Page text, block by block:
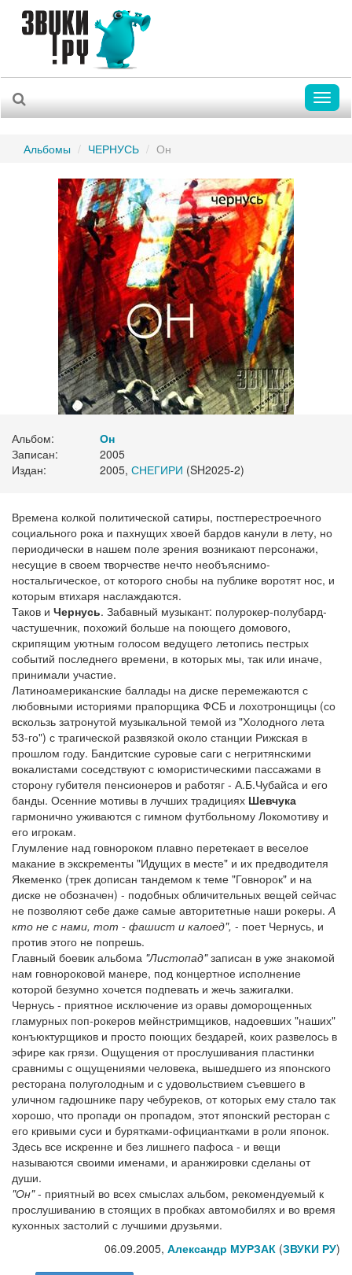
Альбомы ЧЕРНУСЬ Он
Альбом:
Он
Записан:
2005
Издан:
2005, СНЕГИРИ (SH2025-2)
Времена колкой политической сатиры, постперестроечного
социального рока и пахнущих хвоей бардов канули в лету, но
периодически в нашем поле зрения возникают персонажи,
несущие в своем творчестве нечто необъяснимо-
ностальгическое, от которого снобы на публике воротят нос, и
которым втихаря наслаждаются.
Таков и Чернусь. Забавный музыкант: полурокер-полубард-
частушечник, похожий больше на поющего домового,
скрипящим уютным голосом ведущего летопись пестрых
событий последнего времени, в которых мы, так или иначе,
принимали участие.
Латиноамериканские баллады на диске перемежаются с
любовными историями прапорщика ФСБ и лохотронщицы (со
вскользь затронутой музыкальной темой из "Холодного лета
53-го") с трагической развязкой около станции Рижская в
прошлом году. Бандитские суровые саги с негритянскими
вокалистами соседствуют с юмористическими пассажами в
сторону губителя пенсионеров и работяг - А.Б.Чубайса и его
банды. Осенние мотивы в лучших традициях Шевчука
гармонично уживаются с гимном футбольному Локомотиву и
его игрокам.
Глумление над говнороком плавно перетекает в веселое
макание в экскременты "Идущих в месте" и их предводителя
Якеменко (трек дописан тандемом к теме "Говнорок" и на
диске не обозначен) - подобных обличительных вещей сейчас
не позволяют себе даже самые авторитетные наши рокеры.А
кто не с нами, тот - фашист и калоед", - поет Чернусь, и
против этого не попрешь.
Главный боевик альбома "Листопад"записан в уже знакомой
нам говнороковой манере, под концертное исполнение
которой безумно хочется подпевать и жечь зажигалки.
Чернусь - приятное исключение из оравы доморощенных
гламурных поп-рокеров мейнстримщиков, надоевших "наших"
конъюктурщиков и просто поющих бездарей, коих развелось в
эфире как грязи. Ощущения от прослушивания пластинки
сравнимы с ощущениями человека, вышедшего из японского
ресторана полуголодным и с удовольствием съевшего в
уличном гадюшнике пару чебуреков, от которых ему стало так
хорошо, что пропади он пропадом, этот японский ресторан с
его кривыми суси и бурятками-официантками в роли японок.
Здесь все искренне и без лишнего пафоса - и вещи
называются своими именами, и аранжировки сделаны от
души.
"Он"- приятный во всех смыслах альбом, рекомендуемый к
прослушиванию в стоящих в пробках автомобилях и во время
кухонных застолий с лучшими друзьями.
06.09.2005, Александр МУРЗАК (ЗВУКИ РУ)